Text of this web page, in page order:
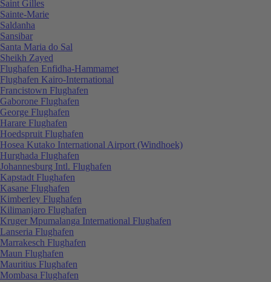
Saint Gilles
Sainte-Marie
Saldanha
Sansibar
Santa Maria do Sal
Sheikh Zayed
Flughafen Enfidha-Hammamet
Flughafen Kairo-International
Francistown Flughafen
Gaborone Flughafen
George Flughafen
Harare Flughafen
Hoedspruit Flughafen
Hosea Kutako International Airport (Windhoek)
Hurghada Flughafen
Johannesburg Intl. Flughafen
Kapstadt Flughafen
Kasane Flughafen
Kimberley Flughafen
Kilimanjaro Flughafen
Kruger Mpumalanga International Flughafen
Lanseria Flughafen
Marrakesch Flughafen
Maun Flughafen
Mauritius Flughafen
Mombasa Flughafen